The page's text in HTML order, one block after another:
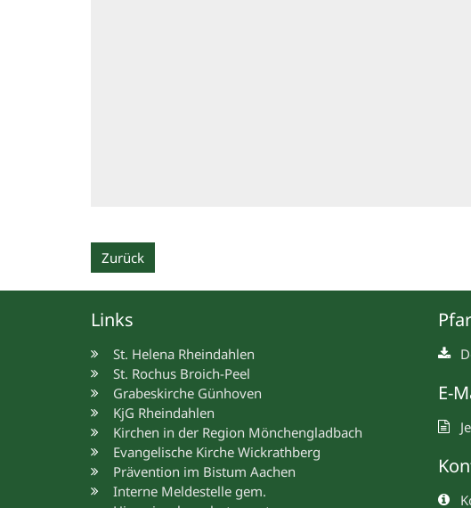
Zurück
Links
St. Helena Rheindahlen
St. Rochus Broich-Peel
Grabeskirche Günhoven
KjG Rheindahlen
Kirchen in der Region Mönchengladbach
Evangelische Kirche Wickrathberg
Prävention im Bistum Aachen
Interne Meldestelle gem.
E-